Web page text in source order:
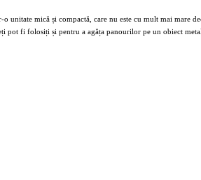
mică și compactă, care nu este cu mult mai mare
pot fi folosiți și pentru a agăța panourilor pe un obiect